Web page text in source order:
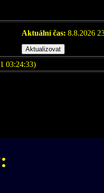
Aktuální čas: 8.8.2026
03:24:33)